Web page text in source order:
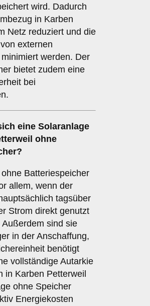
wird. Dadurch
in Karben
Netz reduziert und die
externen
werden. Der
bietet zudem eine
bei
eine Solaranlage
ohne
?
Batteriespeicher
allem, wenn der
tagsüber
Strom direkt genutzt
sind sie
in der Anschaffung,
benötigt
vollständige Autarkie
in Karben Petterweil
ohne Speicher
Energiekosten